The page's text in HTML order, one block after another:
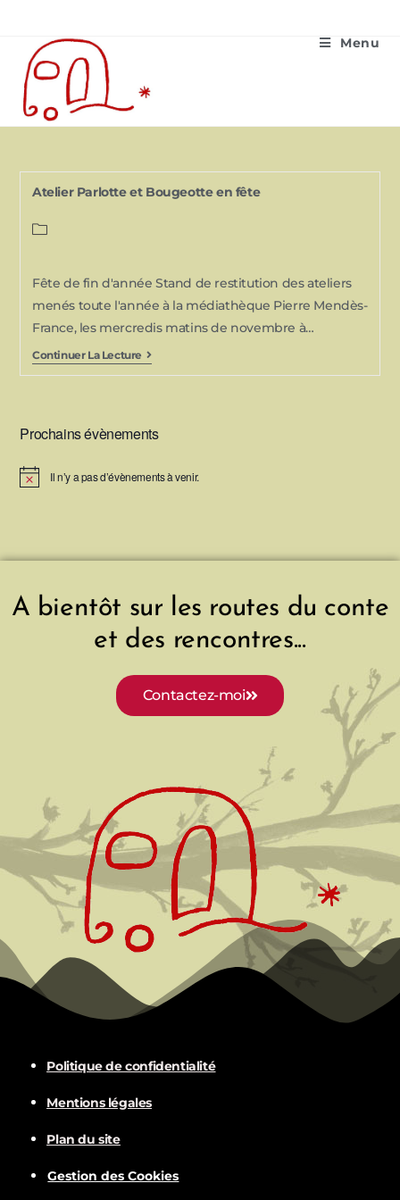
Menu
Atelier Parlotte et Bougeotte en fête
Fête de fin d'année Stand de restitution des ateliers
menés toute l'année à la médiathèque Pierre Mendès-
France, les mercredis matins de novembre à…
Continuer La Lecture
Prochains évènements
N
e
Il n’y a pas d’évènements à venir.
A bientôt sur les routes du conte
et des rencontres...
Contactez-moi
Politique de confidentialité
Mentions légales
Plan du site
Gestion des Cookies